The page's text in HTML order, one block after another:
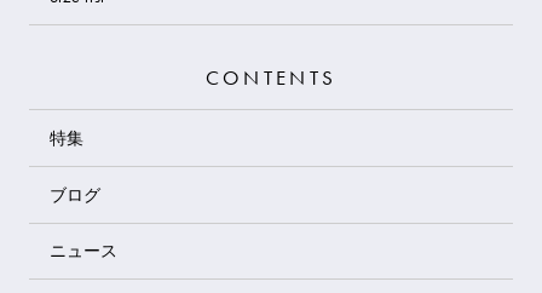
CONTENTS
特集
ブログ
ニュース